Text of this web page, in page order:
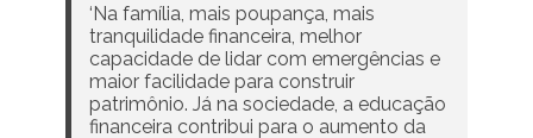
‘Na família, mais poupança, mais
tranquilidade financeira, melhor
capacidade de lidar com emergências e
maior facilidade para construir
patrimônio. Já na sociedade, a educação
financeira contribui para o aumento da